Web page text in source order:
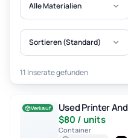
Alle Materialien
Sortieren (Standard)
11 Inserate gefunden
Used Printer And Copier
Verkauf
Used Printer
$80 / units
Container